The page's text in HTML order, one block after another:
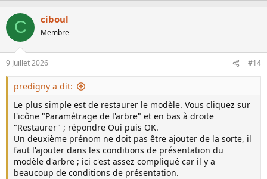
t
C ciboul
Membre
9 Juillet 2026 #14
predigny a dit:
Le plus simple est de restaurer le modèle. Vous cliquez sur
l'icône "Paramétrage de l'arbre" et en bas à droite
"Restaurer" ; répondre Oui puis OK.
Un deuxième prénom ne doit pas être ajouter de la sorte, il
faut l'ajouter dans les conditions de présentation du
modèle d'arbre ; ici c'est assez compliqué car il y a
beaucoup de conditions de présentation.